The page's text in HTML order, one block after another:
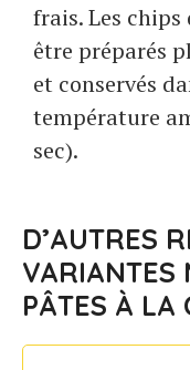
frais. Les
être préparés
et conservés
température
sec).
D’AUTRES
VARIANTES
PÂTES À LA